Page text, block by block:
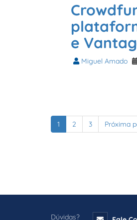
e
Miguel Amado
1 2 3 Próxima
Dúvidas?